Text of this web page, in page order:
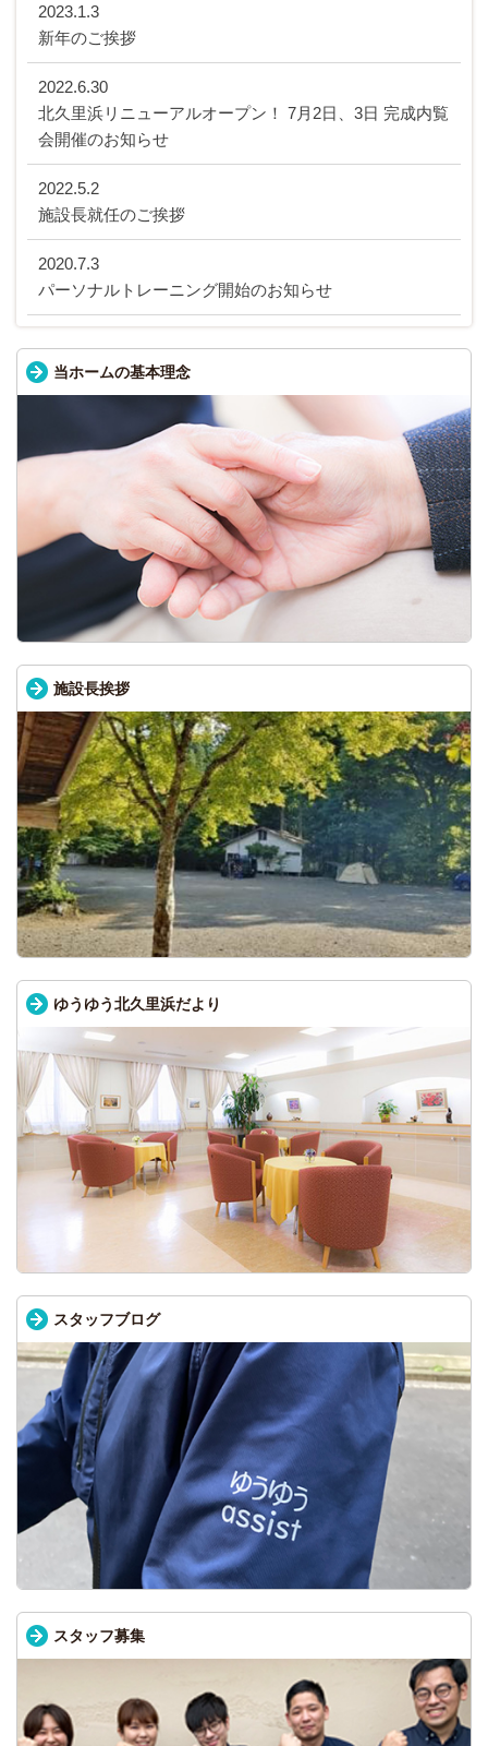
2023.1.3
新年のご挨拶
2022.6.30
北久里浜リニューアルオープン！ 7月2日、3日 完成内覧
会開催のお知らせ
2022.5.2
施設長就任のご挨拶
2020.7.3
パーソナルトレーニング開始のお知らせ
当ホームの基本理念
施設長挨拶
ゆうゆう北久里浜だより
スタッフブログ
スタッフ募集